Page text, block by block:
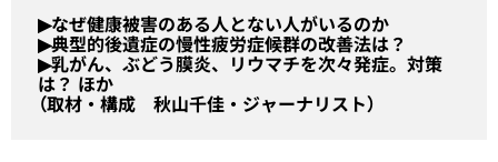
▶なぜ健康被害のある人とない人がいるのか
▶典型的後遺症の慢性疲労症候群の改善法は？
▶乳がん、ぶどう膜炎、リウマチを次々発症。対策
は？ ほか
（取材・構成 秋山千佳・ジャーナリスト）